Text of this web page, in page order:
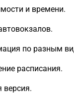
и времени.
по разным
расписания.
версия.